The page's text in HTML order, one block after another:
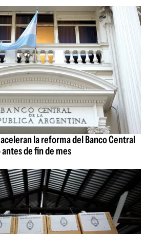
la reforma del Banco Central
de fin de mes